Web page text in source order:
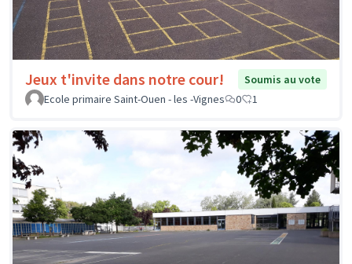
Jeux t'invite dans notre cour!
Soumis au vote
Ecole primaire Saint-Ouen - les -Vignes
0 1